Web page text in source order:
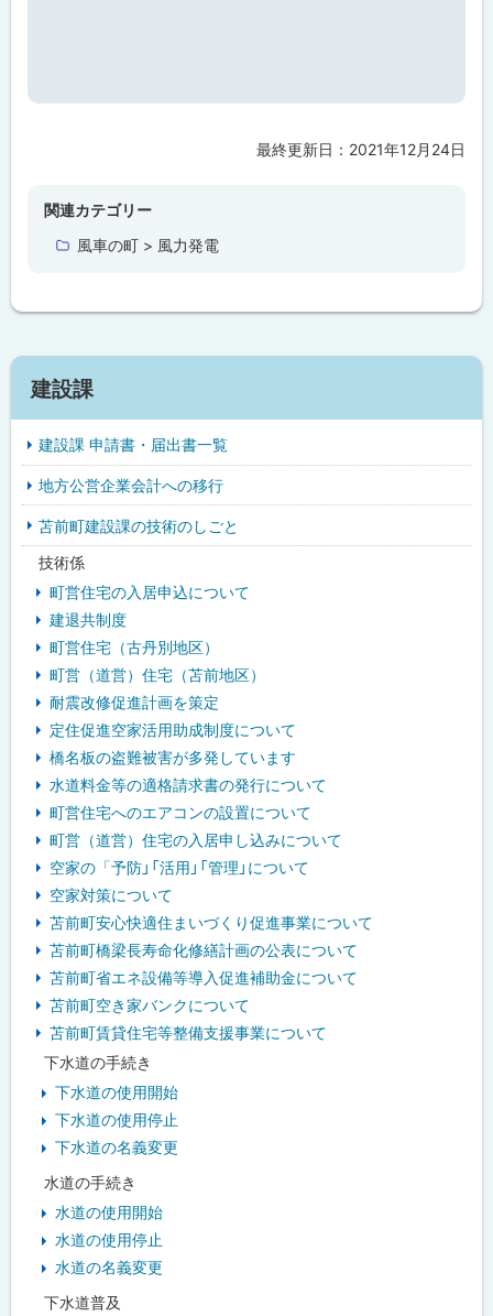
最終更新日： 2021年12月24日
関連カテゴリー
風車の町 > 風力発電
サ
イ
ド
・
メ
建設課
建設課 申請書・届出書一覧
地方公営企業会計への移行
苫前町建設課の技術のしごと
技術係
町営住宅の入居申込について
建退共制度
町営住宅（古丹別地区）
町営（道営）住宅（苫前地区）
耐震改修促進計画を策定
定住促進空家活用助成制度について
橋名板の盗難被害が多発しています
水道料金等の適格請求書の発行について
町営住宅へのエアコンの設置について
町営（道営）住宅の入居申し込みについて
空家の「予防」「活用」「管理」について
空家対策について
苫前町安心快適住まいづくり促進事業について
苫前町橋梁長寿命化修繕計画の公表について
苫前町省エネ設備等導入促進補助金について
苫前町空き家バンクについて
苫前町賃貸住宅等整備支援事業について
下水道の手続き
下水道の使用開始
下水道の使用停止
下水道の名義変更
水道の手続き
水道の使用開始
水道の使用停止
水道の名義変更
下水道普及